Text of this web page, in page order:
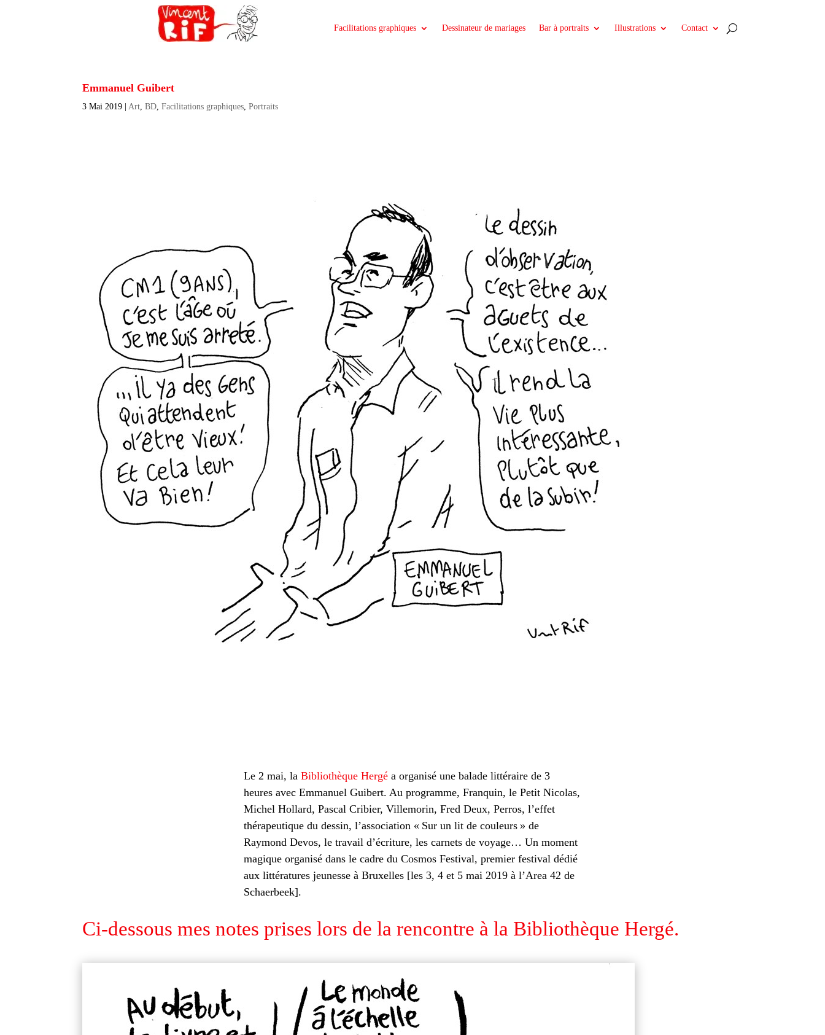
Facilitations graphiques Dessinateur de mariages Bar à portraits Illustrations Contact
Emmanuel Guibert
3 Mai 2019 |Art,BD,Facilitations graphiques,Portraits
Le 2 mai, la Bibliothèque Hergé a organisé une balade littéraire de 3
heures avec Emmanuel Guibert. Au programme, Franquin, le Petit Nicolas,
Michel Hollard, Pascal Cribier, Villemorin, Fred Deux, Perros, l’effet
thérapeutique du dessin, l’association « Sur un lit de couleurs » de
Raymond Devos, le travail d’écriture, les carnets de voyage… Un moment
magique organisé dans le cadre du Cosmos Festival, premier festival dédié
aux littératures jeunesse à Bruxelles [les 3, 4 et 5 mai 2019 à l’Area 42 de
Schaerbeek].
Ci-dessous mes notes prises lors de la rencontre à la Bibliothèque Hergé.